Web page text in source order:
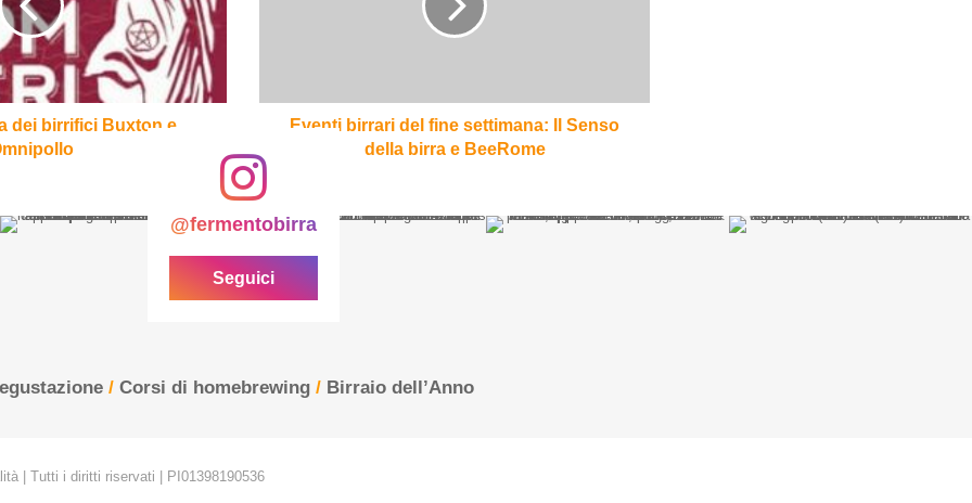
dei birrifici Buxton e
birra
Eventi birrari del fine settimana: Il Senso
della birra e BeeRome
@fermentobirra
Seguici
/ Corsi di homebrewing / Birraio dell’Anno
| Tutti i diritti riservati | PI01398190536